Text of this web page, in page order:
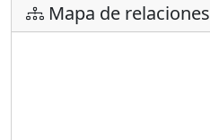
Mapa de relaciones